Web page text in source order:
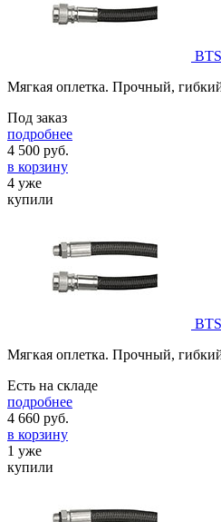
Мягкая оплетка. Прочный,
Под заказ
подробнее
4 500 руб.
в корзину
4 уже
купили
Мягкая оплетка. Прочный,
Есть на складе
подробнее
4 660 руб.
в корзину
1 уже
купили